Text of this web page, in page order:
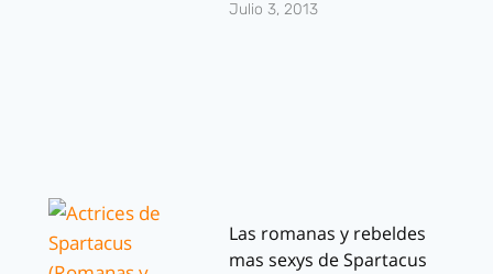
Julio 3, 2013
Las romanas y rebeldes
mas sexys de Spartacus